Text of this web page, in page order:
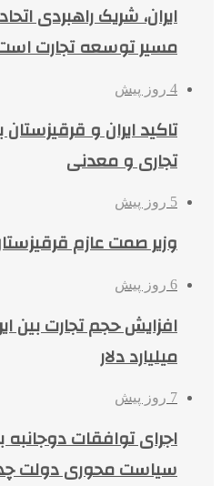
ایران، شریک راهبردی
مسیر توسعه تجارت
4 روز پیش
تاکید ایران و
تجاری و معدنی
5 روز پیش
وزیر صمت عازم
6 روز پیش
میلیارد دلار
7 روز پیش
اجرای توافقات دوجانبه
سیاست محوری دولت